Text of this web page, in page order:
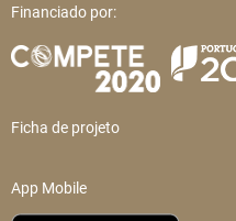
Financiado por:
Ficha de projeto
App Mobile